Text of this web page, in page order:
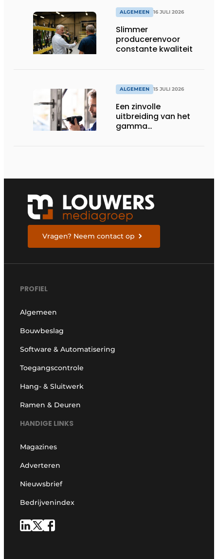
ALGEMEEN 16 JULI 2026
Slimmer
producerenvoor
constante kwaliteit
ALGEMEEN 15 JULI 2026
Een zinvolle
uitbreiding van het
gamma
Vragen? Neem contact op
PROFIEL
Algemeen
Bouwbeslag
Software & Automatisering
Toegangscontrole
Hang- & Sluitwerk
Ramen & Deuren
HANDIGE LINKS
Magazines
Adverteren
Nieuwsbrief
Bedrijvenindex